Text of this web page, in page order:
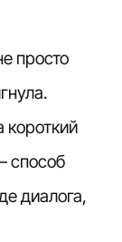
просто
короткий
способ
диалога,